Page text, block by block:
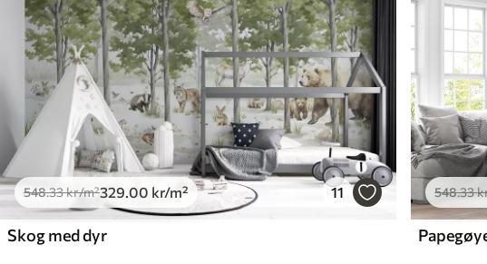
548.33kr/m²329 .00 kr/m² 11
Skog med dyr
548.33